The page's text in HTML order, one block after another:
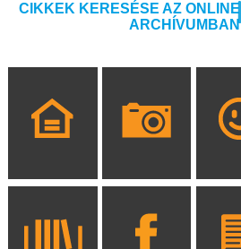
CIKKEK KERESÉSE AZ ONLINE
ARCHÍVUMBAN